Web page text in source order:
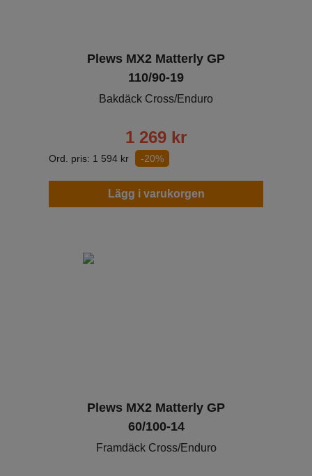
Plews MX2 Matterly GP
110/90-19
Bakdäck Cross/Enduro
1 269 kr
Ord. pris: 1 594 kr -20%
Lägg i varukorgen
Plews MX2 Matterly GP
60/100-14
Framdäck Cross/Enduro